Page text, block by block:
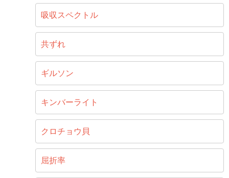
吸収スペクトル
共ずれ
ギルソン
キンバーライト
クロチョウ貝
屈折率